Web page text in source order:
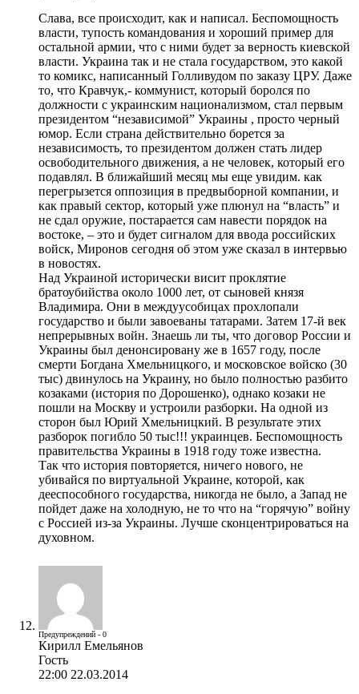
Слава, все происходит, как и написал. Беспомощность
власти, тупость командования и хороший пример для
остальной армии, что с ними будет за верность киевской
власти. Украина так и не стала государством, это какой
то комикс, написанный Голливудом по заказу ЦРУ. Даже
то, что Кравчук,- коммунист, который боролся по
должности с украинским национализмом, стал первым
президентом “независимой” Украины , просто черный
юмор. Если страна действительно борется за
независимость, то президентом должен стать лидер
освободительного движения, а не человек, который его
подавлял. В ближайший месяц мы еще увидим. как
перегрызется оппозиция в предвыборной компании, и
как правый сектор, который уже плюнул на “власть” и
не сдал оружие, постарается сам навести порядок на
востоке, – это и будет сигналом для ввода российских
войск, Миронов сегодня об этом уже сказал в интервью
в новостях.
Над Украиной исторически висит проклятие
братоубийства около 1000 лет, от сыновей князя
Владимира. Они в междуусобицах прохлопали
государство и были завоеваны татарами. Затем 17-й век
непрерывных войн. Знаешь ли ты, что договор России и
Украины был денонсировану же в 1657 году, после
смерти Богдана Хмельницкого, и московское войско (30
тыс) двинулось на Украину, но было полностью разбито
козаками (история по Дорошенко), однако козаки не
пошли на Москву и устроили разборки. На одной из
сторон был Юрий Хмельницкий. В результате этих
разборок погибло 50 тыс!!! украинцев. Беспомощность
правительства Украины в 1918 году тоже известна.
Так что история повторяется, ничего нового, не
убивайся по виртуальной Украине, которой, как
дееспособного государства, никогда не было, а Запад не
пойдет даже на холодную, не то что на “горячую” войну
с Россией из-за Украины. Лучше сконцентрироваться на
духовном.
Предупреждений - 0
Кирилл Емельянов
Гость
22:00 22.03.2014